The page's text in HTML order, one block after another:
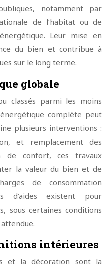
notamment par
de l’habitat ou de
Leur mise en
du bien et contribue à
sur le long terme.
globale
classés parmi les moins
complète peut
plusieurs interventions :
et remplacement des
de confort, ces travaux
la valeur du bien et de
de consommation
d’aides existent pour
sous certaines conditions
intérieures
et la décoration sont la